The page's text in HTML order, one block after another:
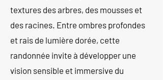
textures des arbres, des mousses et
des racines. Entre ombres profondes
et rais de lumière dorée, cette
randonnée invite à développer une
vision sensible et immersive du